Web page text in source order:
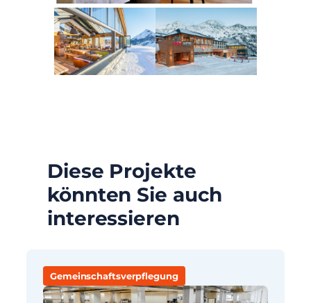
Diese Projekte
könnten Sie auch
interessieren
Gemeinschaftsverpflegung